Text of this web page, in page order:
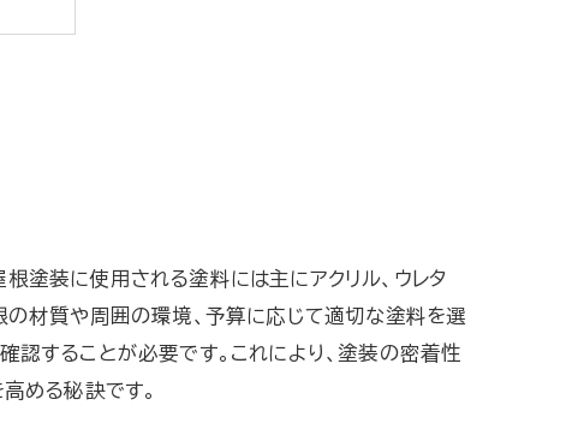
塗装に使用される塗料には主にアクリル、ウレタ
の材質や周囲の環境、予算に応じて適切な塗料を選
認することが必要です。これにより、塗装の密着性
める秘訣です。